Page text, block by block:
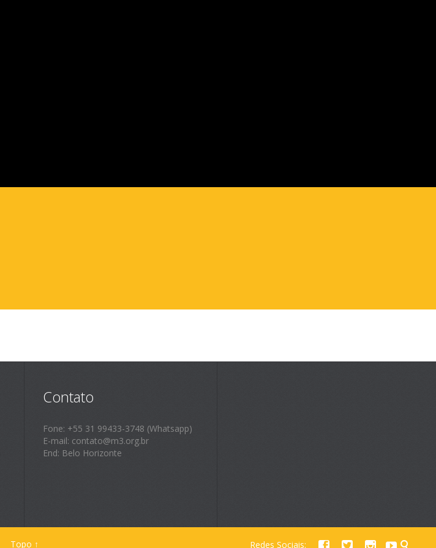
Contato
Fone: +55 31 99433-3748 (Whatsapp)
E-mail: contato@m3.org.br
End: Belo Horizonte
Topo ↑ Redes Sociais:     